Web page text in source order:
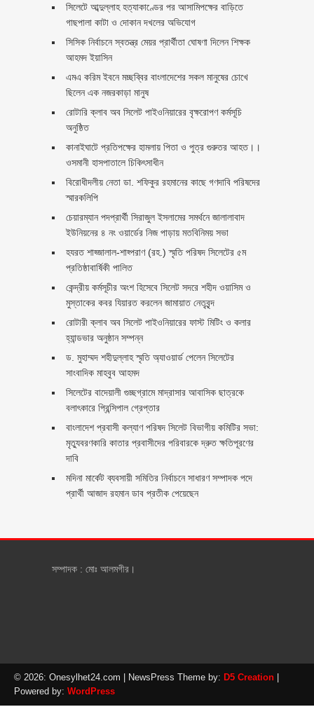
সিলেটে আব্দুল্লাহ হত্যাকাণ্ডের পর আসামিপক্ষের বাড়িতে
গাছপালা কাটা ও দোকান দখলের অভিযোগ
সিসিক নির্বাচনে স্বতন্ত্র মেয়র প্রার্থীতা ঘোষণা দিলেন শিক্ষক
আহমদ ইয়াসিন
এমএ করিম ইবনে মচ্ছব্বির বাংলাদেশের সকল মানুষের চোখে
ছিলেন এক নজরকাড়া মানুষ ‎
রোটারি ক্লাব অব সিলেট পাইওনিয়ারের বৃক্ষরোপণ কর্মসূচি
অনুষ্ঠিত
কানাইঘাটে প্রতিপক্ষের হামলায় পিতা ও পুত্র গুরুতর আহত।।
ওসমানী হাসপাতালে চিকিৎসাধীন
বিরোধীদলীয় নেতা ডা. শফিকুর রহমানের কাছে গণদাবি পরিষদের
স্মারকলিপি ‎
চেয়ারম্যান পদপ্রার্থী সিরাজুল ইসলামের সমর্থনে জালালাবাদ
ইউনিয়নের ৪ নং ওয়ার্ডের নিজ পাড়ায় মতবিনিময় সভা
হযরত শাহ্জালাল-শাহ্পরাণ (রহ.) স্মৃতি পরিষদ সিলেটের ৫ম
প্রতিষ্ঠাবার্ষিকী পালিত ‎​
কেন্দ্রীয় কর্মসূচীর অংশ হিসেবে সিলেট সদরে শহীদ ওয়াসিম ও
মুস্তাকের কবর যিয়ারত করলেন জামায়াত নেতৃবৃন্দ ‎
রোটারী ক্লাব অব সিলেট পাইওনিয়ারের ফাস্ট মিটিং ও কলার
হ্যান্ডভার অনুষ্ঠান সম্পন্ন
ড. মুহাম্মদ শহীদুল্লাহ স্মৃতি অ্যাওয়ার্ড পেলেন সিলেটের
সাংবাদিক মাহবুব আহমদ
সিলেটের বাদেয়ালী গুচ্ছগ্রামে মাদ্রাসার আবাসিক ছাত্রকে
বলাৎকারে প্রিন্সিপাল গ্রেপ্তার ‎
বাংলাদেশ প্রবাসী কল্যাণ পরিষদ সিলেট বিভাগীয় কমিটির সভা:
মৃত্যুবরণকারি কাতার প্রবাসীদের পরিবারকে দ্রুত ক্ষতিপূরণের
দাবি
মদিনা মার্কেট ব্যবসায়ী সমিতির নির্বাচনে সাধারণ সম্পাদক পদে
প্রার্থী আজাদ রহমান ডাব প্রতীক পেয়েছেন ‎
সম্পাদক : মোঃ আলমগীর।
© 2026: Onesylhet24.com | NewsPress Theme by: D5 Creation
Powered by: WordPress